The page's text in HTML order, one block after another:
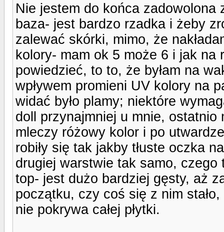
Nie jestem do końca zadowolona
baza- jest bardzo rzadka i żeby
zalewać skórki, mimo, że
kolory- mam ok 5 może 6 i jak na
powiedzieć, to to, że byłam na
wpływem promieni UV kolory na
widać było plamy; niektóre
doll przynajmniej u mnie, ostatnio
mleczy różowy kolor i po
robiły się tak jakby tłuste oczka
drugiej warstwie tak samo,
top- jest dużo bardziej gęsty, aż
początku, czy coś się z nim
nie pokrywa całej płytki.